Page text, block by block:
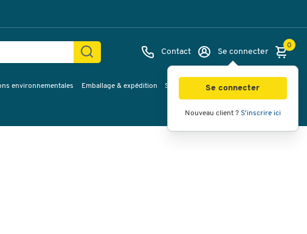
Contact Se connecter
Se connecter
Nouveau client ? S'inscrire ici
0
environnementales Emballage & expédition Service & Planification Inspirations
Images Vidéos Vue à 360